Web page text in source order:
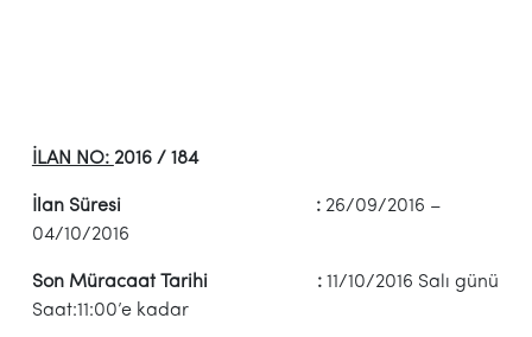
İLAN NO: 2016 / 184
İlan Süresi : 26/09/2016 –
04/10/2016
Son Müracaat Tarihi : 11/10/2016 Salı günü
Saat:11:00’e kadar